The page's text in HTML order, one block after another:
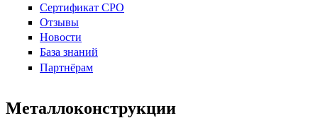
Сертификат СРО
Отзывы
Новости
База знаний
Партнёрам
Металлоконструкции